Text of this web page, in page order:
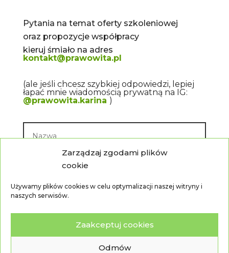
Zarządzaj zgodami plików
cookie
Używamy plików cookies w celu optymalizacji naszej witryny i
naszych serwisów.
Zaakceptuj cookies
Odmów
Pytania na temat oferty szkoleniowej
oraz propozycje współpracy
kieruj śmiało na adres
kontakt@prawowita.pl
(ale jeśli chcesz szybkiej odpowiedzi, lepiej
łapać mnie wiadomością prywatną na IG:
@prawowita.karina )